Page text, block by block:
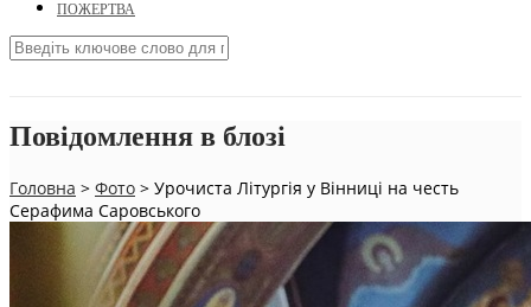
ПОЖЕРТВА
Повідомлення в блозі
Головна > Фото > Урочиста Літургія у Вінниці на честь
Серафима Саровського